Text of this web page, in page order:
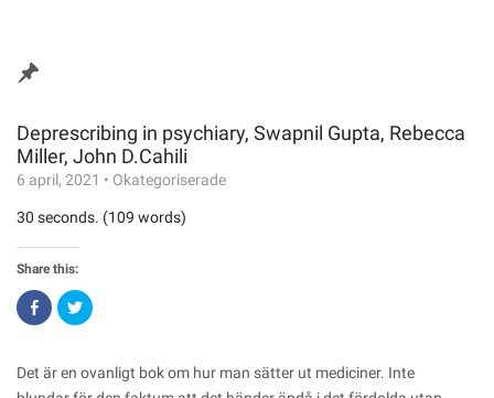
Deprescribing in psychiary, Swapnil Gupta, Rebecca
Miller, John D.Cahili
6 april, 2021 • Okategoriserade
30 seconds. (109 words)
Share this:
Click
to
share
(Opens
in
Click
to
(Opens
in
Det är en ovanligt bok om hur man sätter ut mediciner. Inte